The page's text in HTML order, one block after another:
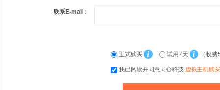
联系E-mail：
正式购买 试用7天
（收费
我已阅读并同意同心科技 虚拟主机购